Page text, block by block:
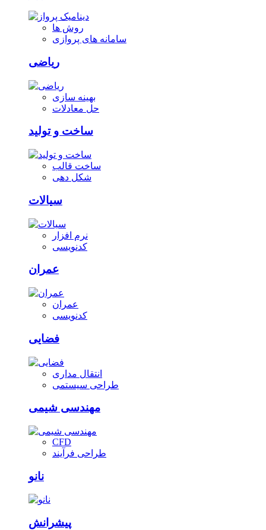
روش ها
سامانه های پروازی
ریاضی
بهینه سازی
حل معادلات
ساخت و تولید
ساخت قالب
شکل دهی
سیالات
نرم افزار
کدنویسی
عمران
عمران
کدنویسی
فضایی
انتقال مداری
طراحی سیستمی
مهندسی شیمی
CFD
طراحی فرآیند
نانو
پیشرانش